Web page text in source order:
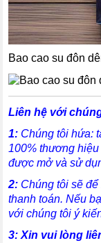
Bao cao su đôn
Liên hệ với
1: Chúng tôi hứa:
100% thương
được mở và sử
2: Chúng tôi sẽ
thanh toán. Nếu
với chúng tôi ý
3:Xin vui lòng